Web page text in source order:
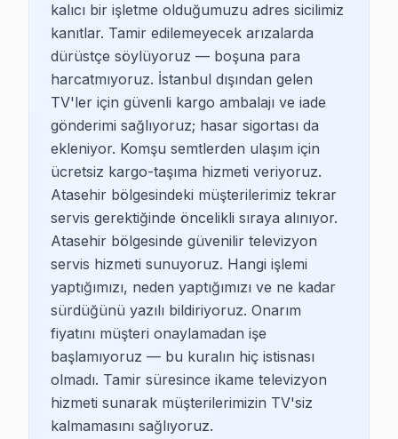
Atatürk
Atatürk Mahallesi, çeşitli sosyal olanaklar ve
Barbaros
Barbaros Mahallesi, genellikle lüks ve konforlu
Esatpaşa
Esatpaşa Mahallesi, sakinlerinin çoğunlukla aile
Ferhatpaşa
Ferhatpaşa Mahallesi, hem sosyal hem de ticari
Fetih
Fetih Mahallesi, çeşitli sosyal yapıların bir araya
Ataşehir'de TV Arızaları ve Çözüm Yolları
Ataşehir'de TV arızalarının sıklığı, genellikle bina
kalıcı bir işletme olduğumuzu adres sicilimiz
kanıtlar. Tamir edilemeyecek arızalarda
dürüstçe söylüyoruz — boşuna para
harcatmıyoruz. İstanbul dışından gelen
TV'ler için güvenli kargo ambalajı ve iade
gönderimi sağlıyoruz; hasar sigortası da
ekleniyor. Komşu semtlerden ulaşım için
ücretsiz kargo-taşıma hizmeti veriyoruz.
Atasehir bölgesindeki müşterilerimiz tekrar
servis gerektiğinde öncelikli sıraya alınıyor.
Atasehir bölgesinde güvenilir televizyon
servis hizmeti sunuyoruz. Hangi işlemi
yaptığımızı, neden yaptığımızı ve ne kadar
sürdüğünü yazılı bildiriyoruz. Onarım
fiyatını müşteri onaylamadan işe
başlamıyoruz — bu kuralın hiç istisnası
olmadı. Tamir süresince ikame televizyon
hizmeti sunarak müşterilerimizin TV'siz
kalmamasını sağlıyoruz.